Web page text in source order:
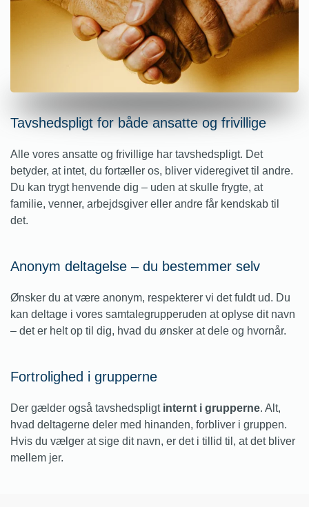
Tavshedspligt for både ansatte og frivillige
Alle vores ansatte og frivillige har tavshedspligt. Det
betyder, at intet, du fortæller os, bliver videregivet til andre.
Du kan trygt henvende dig – uden at skulle frygte, at
familie, venner, arbejdsgiver eller andre får kendskab til
det.
Anonym deltagelse – du bestemmer selv
Ønsker du at være anonym, respekterer vi det fuldt ud. Du
kan deltage i vores samtalegrupperuden at oplyse dit navn
– det er helt op til dig, hvad du ønsker at dele og hvornår.
Fortrolighed i grupperne
Der gælder også tavshedspligt internt i grupperne. Alt,
hvad deltagerne deler med hinanden, forbliver i gruppen.
Hvis du vælger at sige dit navn, er det i tillid til, at det bliver
mellem jer.